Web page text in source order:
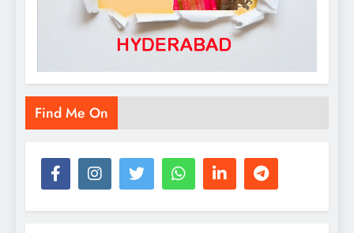
Find Me On